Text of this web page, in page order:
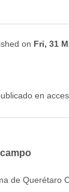
on Fri, 31
en
de Querétaro